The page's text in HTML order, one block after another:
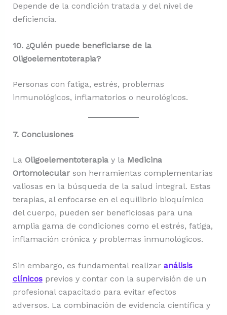
Depende de la condición tratada y del nivel de
deficiencia.
10. ¿Quién puede beneficiarse de la
Oligoelementoterapia?
Personas con fatiga, estrés, problemas
inmunológicos, inflamatorios o neurológicos.
7. Conclusiones
La Oligoelementoterapiay la Medicina
Ortomolecularson herramientas complementarias
valiosas en la búsqueda de la salud integral. Estas
terapias, al enfocarse en el equilibrio bioquímico
del cuerpo, pueden ser beneficiosas para una
amplia gama de condiciones como el estrés, fatiga,
inflamación crónica y problemas inmunológicos.
Sin embargo, es fundamental realizar análisis
clínicosprevios y contar con la supervisión de un
profesional capacitado para evitar efectos
adversos. La combinación de evidencia científica y